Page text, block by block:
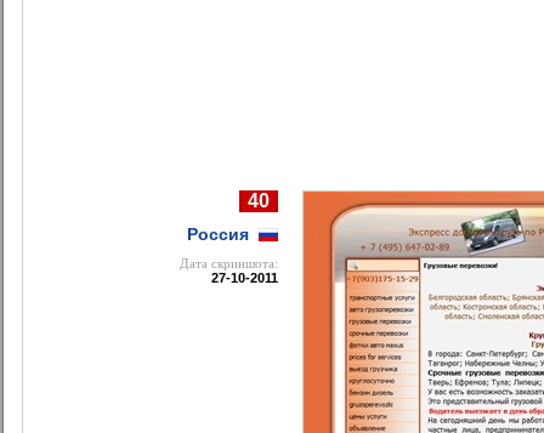
40
Россия
Дата cкриншота:
27-10-2011